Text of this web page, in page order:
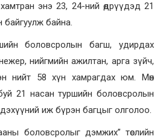
энэ 23, 24-ний өдрүүдэд 21
байгуулж байна.
боловсролын багш, удирдах
нийгмийн ажилтан, арга зүйч,
нийт 58 хүн хамрагдах юм. Мөн
21 насан туршийн боловсролын
иж бүрэн багцыг олголоо.
боловсролыг дэмжих” төслийн